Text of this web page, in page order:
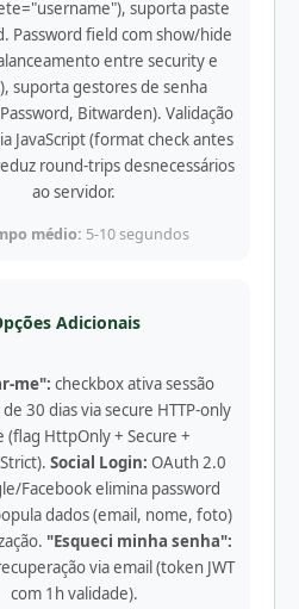
suporta paste
Password field com show/hide
entre security e
suporta gestores de senha
Bitwarden). Validação
JavaScript (format check antes
round-trips desnecessários
ao servidor.
médio: 5-10 segundos
Adicionais
me": checkbox ativa sessão
30 dias via secure HTTP-only
(flag HttpOnly + Secure +
Social Login: OAuth 2.0
Facebook elimina password
dados (email, nome, foto)
"Esqueci minha senha":
via email (token JWT
com 1h validade).